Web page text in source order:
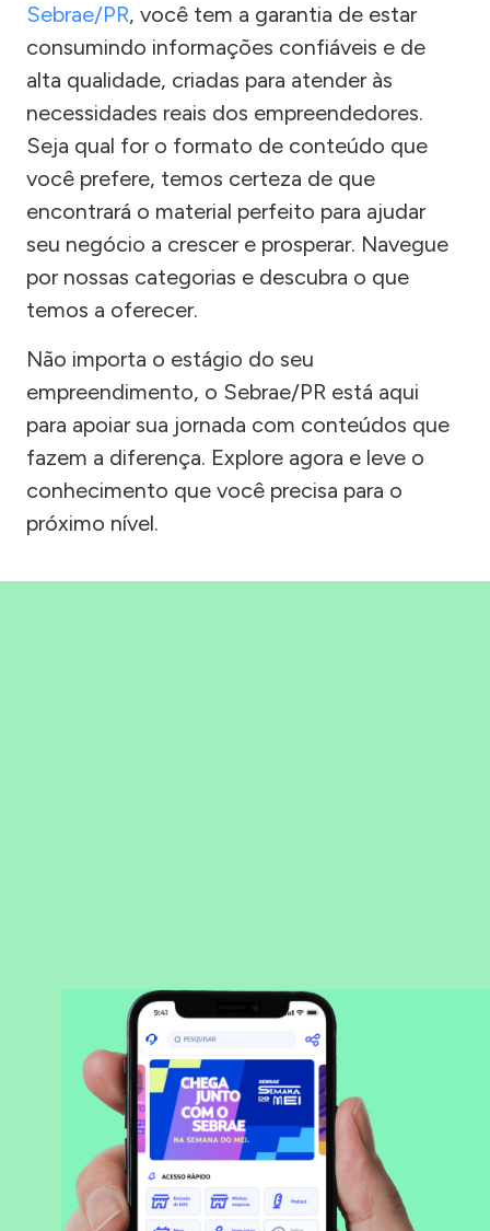
Sebrae/PR, você tem a garantia de estar
consumindo informações confiáveis e de
alta qualidade, criadas para atender às
necessidades reais dos empreendedores.
Seja qual for o formato de conteúdo que
você prefere, temos certeza de que
encontrará o material perfeito para ajudar
seu negócio a crescer e prosperar. Navegue
por nossas categorias e descubra o que
temos a oferecer.
Não importa o estágio do seu
empreendimento, o Sebrae/PR está aqui
para apoiar sua jornada com conteúdos que
fazem a diferença. Explore agora e leve o
conhecimento que você precisa para o
próximo nível.